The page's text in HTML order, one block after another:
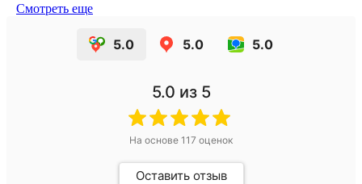
Смотреть еще
5.0 5.0 5.0
5.0 из 5
На основе 117 оценок
Оставить отзыв